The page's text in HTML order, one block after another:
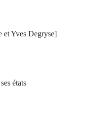
et Yves Degryse]
états